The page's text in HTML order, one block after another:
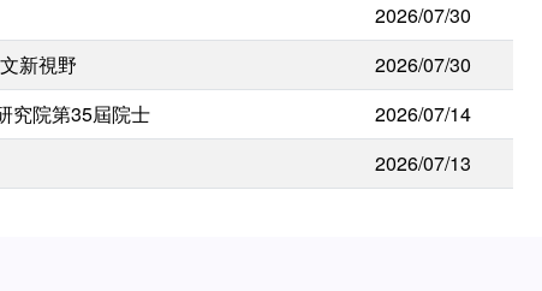
2026/07/30
新視野
2026/07/30
究院第35屆院士
2026/07/14
2026/07/13